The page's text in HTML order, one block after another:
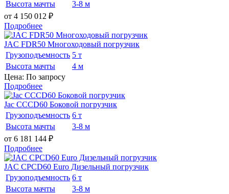
Высота мачты
3-8 м
от 4 150 012 ₽
Подробнее
JAC FDR50 Многоходовый погрузчик
Грузоподъемность 5 т
Высота мачты
4 м
Цена: По запросу
Подробнее
Jac CCCD60 Боковой погрузчик
Грузоподъемность 6 т
Высота мачты
3-8 м
от 6 181 144 ₽
Подробнее
JAC CPCD60 Euro Дизельный погрузчик
Грузоподъемность 6 т
Высота мачты
3-8 м